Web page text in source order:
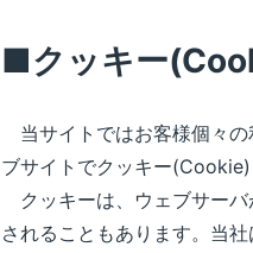
■クッキー
当サイトではお客様個々の
ブサイトでクッキー(Cookie)
クッキーは、ウェブサーバ
されることもあります。当